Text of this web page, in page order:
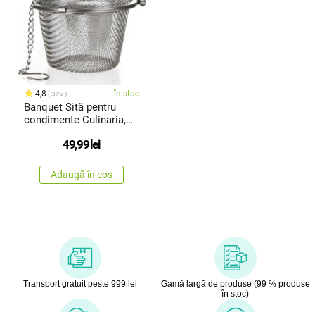
4,8 32x în stoc
Banquet Sită pentru
condimente Culinaria,
49,99lei
Adaugă în coș
Transport gratuit peste 999 lei
Gamă largă de produse (99 % produse
în stoc)